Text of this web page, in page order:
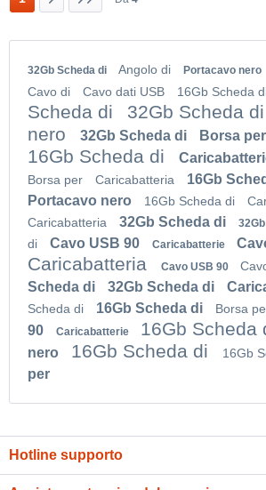
32Gb Scheda di Angolo di Portacavo nero
Cavo di Cavo dati USB 16Gb Scheda
Scheda di
32Gb Scheda di
nero
32Gb Scheda di Borsa per
16Gb Scheda di
Borsa per
Caricabatteria
16Gb
Portacavo nero
16Gb Scheda di
Caricabatteria
32Gb Scheda di
di
Cavo USB 90 Caricabatterie
Caricabatteria Cavo USB 90
Scheda di
32Gb Scheda di
Scheda di
16Gb Scheda di Borsa
90
Caricabatterie 16Gb Scheda
nero
16Gb Scheda di 16Gb
per
Hotline supporto